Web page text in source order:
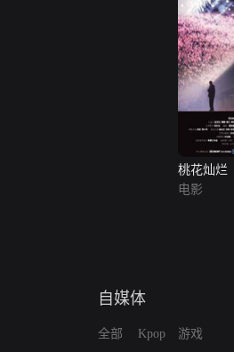
桃花灿烂
电影
自媒体
全部
Kpop
游戏